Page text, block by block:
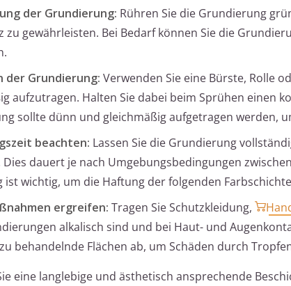
der Grundierung: Rühren Sie die Grundierung
zu gewährleisten. Bei Bedarf können Sie die
der Grundierung: Verwenden Sie eine Bürste, Rolle
aufzutragen. Halten Sie dabei beim Sprühen einen
sollte dünn und gleichmäßig aufgetragen werden,
beachten: Lassen Sie die Grundierung
dauert je nach Umgebungsbedingungen
ist wichtig, um die Haftung der folgenden
ergreifen: Tragen Sie Schutzkleidung,
alkalisch sind und bei Haut- und
behandelnde Flächen ab, um Schäden durch
eine langlebige und ästhetisch ansprechende